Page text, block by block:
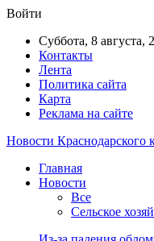
Войти
Суббота, 8 августа,
Контакты
Лента
Политика сайта
Карта
Реклама на сайте
Новости Краснодарского
Главная
Новости
Все
Сельское